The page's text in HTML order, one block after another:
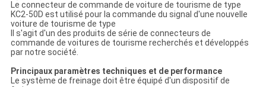
Le connecteur de commande de voiture de tourisme de type
KC2-50D est utilisé pour la commande du signal d'une nouvelle
voiture de tourisme de type
Il s'agit d'un des produits de série de connecteurs de
commande de voitures de tourisme recherchés et développés
par notre société.
Principaux paramètres techniques et de performance
Le système de freinage doit être équipé d'un dispositif de